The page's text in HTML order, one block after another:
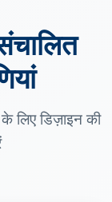
डिज़ाइन की